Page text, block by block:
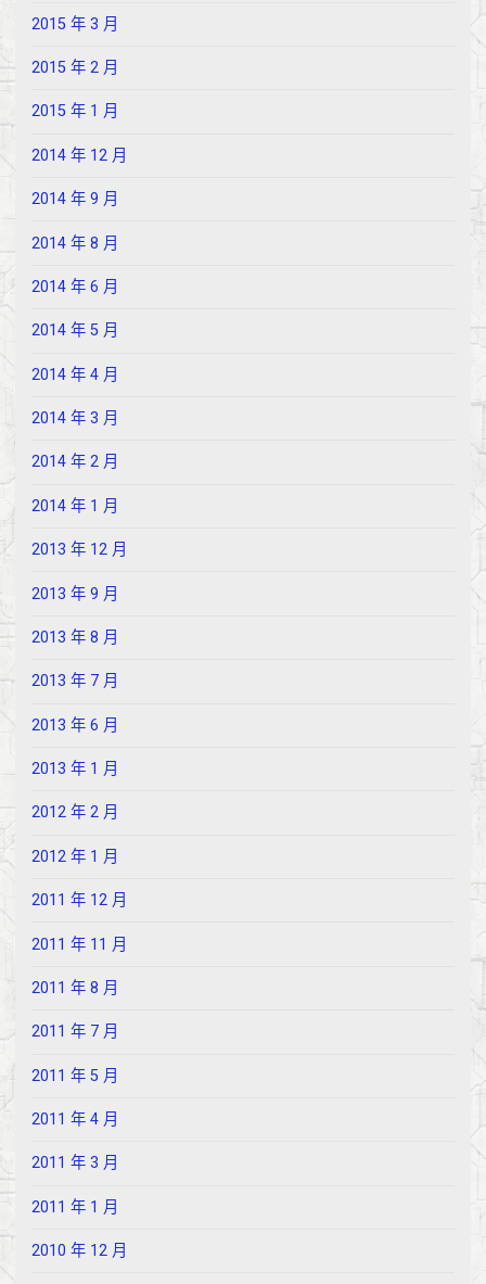
2015 年 3 月
2015 年 2 月
2015 年 1 月
2014 年 12 月
2014 年 9 月
2014 年 8 月
2014 年 6 月
2014 年 5 月
2014 年 4 月
2014 年 3 月
2014 年 2 月
2014 年 1 月
2013 年 12 月
2013 年 9 月
2013 年 8 月
2013 年 7 月
2013 年 6 月
2013 年 1 月
2012 年 2 月
2012 年 1 月
2011 年 12 月
2011 年 11 月
2011 年 8 月
2011 年 7 月
2011 年 5 月
2011 年 4 月
2011 年 3 月
2011 年 1 月
2010 年 12 月